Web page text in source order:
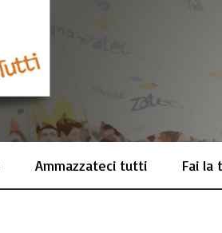
Ammazzateci tutti Fai la